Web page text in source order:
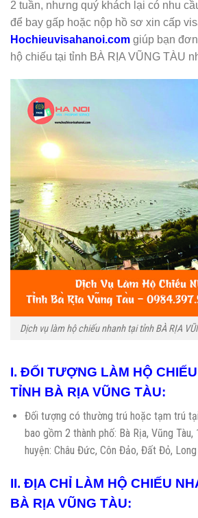
2 tuần, nhưng quý khách lại có nhu
để bay gấp hoặc nộp hồ sơ xin cấp
Hochieuvisahanoi.com giúp bạn
hộ chiếu tại tỉnh BÀ RỊA VŨNG TÀU
Dịch vụ làm hộ chiếu nhanh tại tỉnh BÀ RỊA
I. ĐỐI TƯỢNG LÀM HỘ
TỈNH BÀ RỊA VŨNG TÀU:
Đối tượng có thường trú hoặc tạm trú
bao gồm 2 thành phố: Bà Rịa, Vũng
huyện: Châu Đức, Côn Đảo, Đất Đỏ,
II. ĐỊA CHỈ LÀM HỘ CHIẾU
BÀ RỊA VŨNG TÀU: